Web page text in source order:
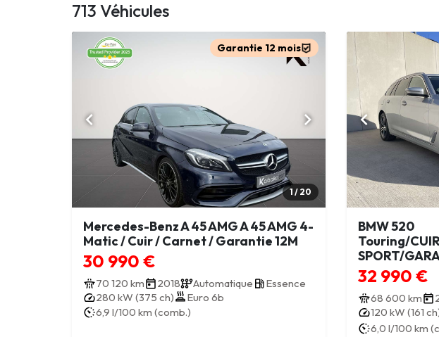
713 Véhicules
Garantie 12 mois
1 / 20
Mercedes-Benz A 45 AMG A 45 AMG 4-
Matic / Cuir / Carnet / Garantie 12M
30 990 €
70 120 km 2018 Automatique
Essence
280 kW (375 ch)
Euro 6b
6,9 l/100 km (comb.)
BMW 520
Touring/
SPORT/
32 990 €
68 600 km
120 kW (161
6,0 l/100 km